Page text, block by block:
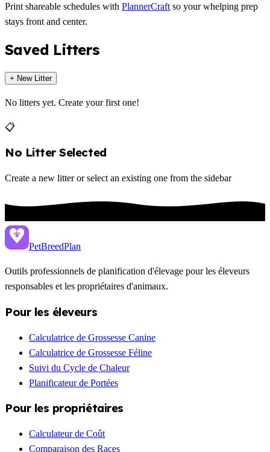
Print shareable schedules with PlannerCraft so your whelping prep
stays front and center.
Saved Litters
+ New Litter
No litters yet. Create your first one!
📋
No Litter Selected
Create a new litter or select an existing one from the sidebar
PetBreedPlan
Outils professionnels de planification d'élevage pour les éleveurs
responsables et les propriétaires d'animaux.
Pour les éleveurs
Calculatrice de Grossesse Canine
Calculatrice de Grossesse Féline
Suivi du Cycle de Chaleur
Planificateur de Portées
Pour les propriétaires
Calculateur de Coût
Comparaison des Races